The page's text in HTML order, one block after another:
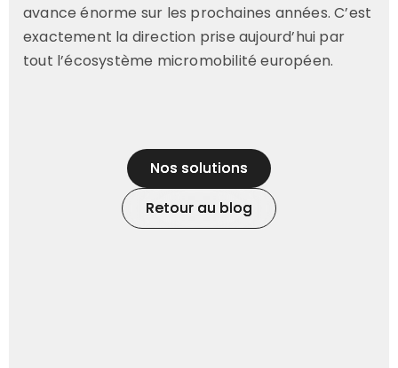
avance énorme sur les prochaines années. C’est
exactement la direction prise aujourd’hui par
tout l’écosystème micromobilité européen.
Nos solutions
Nos solutions
Retour au blog
Retour au blog